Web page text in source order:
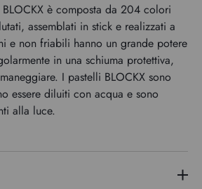
è composta da 204 colori
assemblati in stick e realizzati a
e non friabili hanno un grande potere
in una schiuma protettiva,
I pastelli BLOCKX sono
essere diluiti con acqua e sono
alla luce.